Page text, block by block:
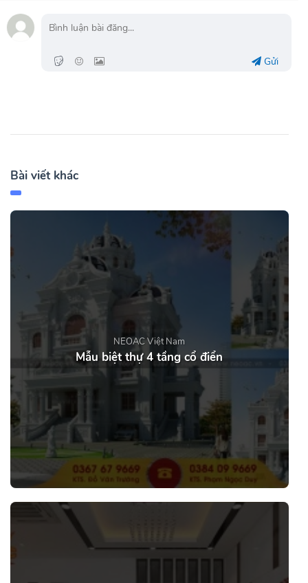
Gửi
Bài viết khác
NEOAC Việt Nam
Mẫu biệt thự 4 tầng cổ điển